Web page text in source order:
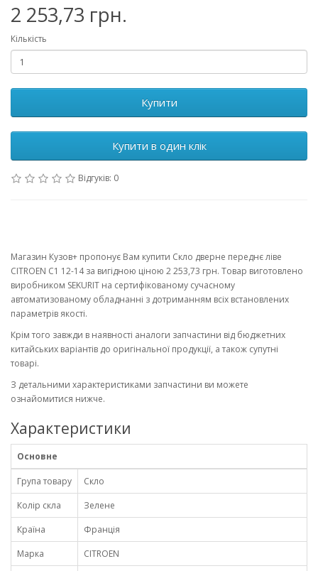
2 253,73 грн.
Кількість
Купити
Купити в один клік
Відгуків: 0
Магазин Кузов+ пропонує Вам купити Скло дверне переднє ліве
CITROEN C1 12-14 за вигідною ціною 2 253,73 грн. Товар виготовлено
виробником SEKURIT на сертифікованому сучасному
автоматизованому обладнанні з дотриманням всіх встановлених
параметрів якості.
Крім того завжди в наявності аналоги запчастини від бюджетних
китайських варіантів до оригінальної продукції, а також супутні
товарі.
З детальними характеристиками запчастини ви можете
ознайомитися нижче.
Характеристики
Основне
Група товару
Скло
Колір скла
Зелене
Країна
Франція
Марка
CITROEN